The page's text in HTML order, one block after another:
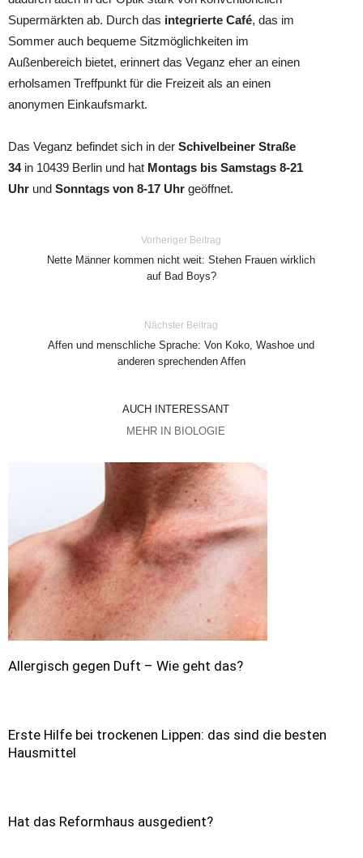
Supermärkten ab. Durch das integrierte Café, das im
Sommer auch bequeme Sitzmöglichkeiten im
Außenbereich bietet, erinnert das Veganz eher an einen
erholsamen Treffpunkt für die Freizeit als an einen
anonymen Einkaufsmarkt.
Das Veganz befindet sich in der Schivelbeiner Straße
34in 10439 Berlin und hat Montags bis Samstags 8-21
Uhr und Sonntags von 8-17 Uhr geöffnet.
Vorheriger Beitrag
Nette Männer kommen nicht weit: Stehen Frauen wirklich
auf Bad Boys?
Nächster Beitrag
Affen und menschliche Sprache: Von Koko, Washoe und
anderen sprechenden Affen
AUCH INTERESSANT
MEHR IN BIOLOGIE
Allergisch gegen Duft – Wie geht das?
Erste Hilfe bei trockenen Lippen: das sind die besten
Hausmittel
Hat das Reformhaus ausgedient?